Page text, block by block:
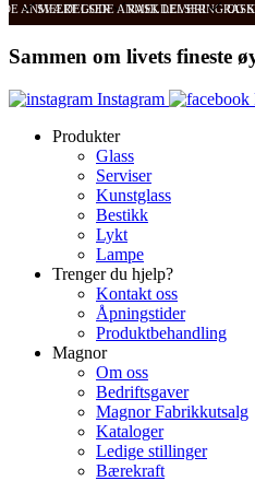
ANMELDELSER RASK LEVERING OG
SVÆRT GODE ANMELDELSER
Sammen om livets fineste
Instagram
Produkter
Glass
Serviser
Kunstglass
Bestikk
Lykt
Lampe
Trenger du hjelp?
Kontakt oss
Åpningstider
Produktbehandling
Magnor
Om oss
Bedriftsgaver
Magnor Fabrikkutsalg
Kataloger
Ledige stillinger
Bærekraft